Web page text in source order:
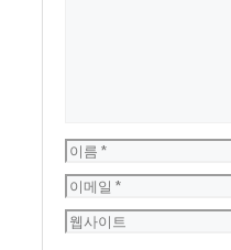
이
름
이
메
일
웹